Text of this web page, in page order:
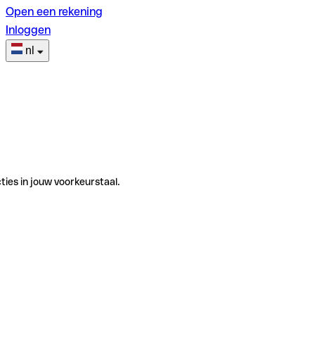
Open een rekening
Inloggen
nl
in jouw voorkeurstaal.